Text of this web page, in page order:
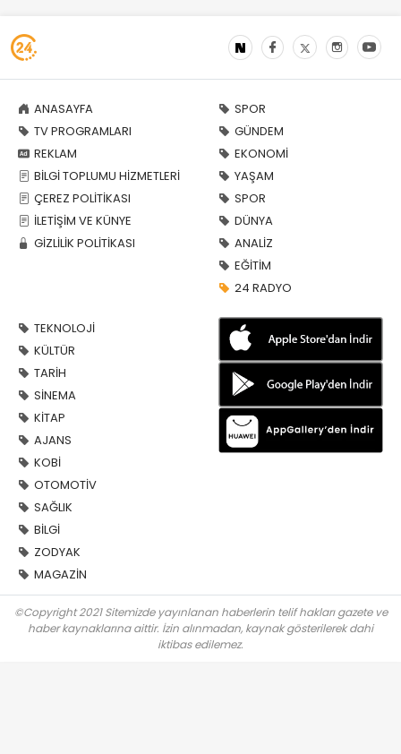
ANASAYFA
TV PROGRAMLARI
REKLAM
BİLGİ TOPLUMU HİZMETLERİ
ÇEREZ POLİTİKASI
İLETİŞİM VE KÜNYE
GİZLİLİK POLİTİKASI
SPOR
GÜNDEM
EKONOMİ
YAŞAM
SPOR
DÜNYA
ANALİZ
EĞİTİM
24 RADYO
TEKNOLOJİ
KÜLTÜR
TARİH
SİNEMA
KİTAP
AJANS
KOBİ
OTOMOTİV
SAĞLIK
BİLGİ
ZODYAK
MAGAZİN
©Copyright 2021 Sitemizde yayınlanan haberlerin telif hakları gazete ve
haber kaynaklarına aittir. İzin alınmadan, kaynak gösterilerek dahi
iktibas edilemez.